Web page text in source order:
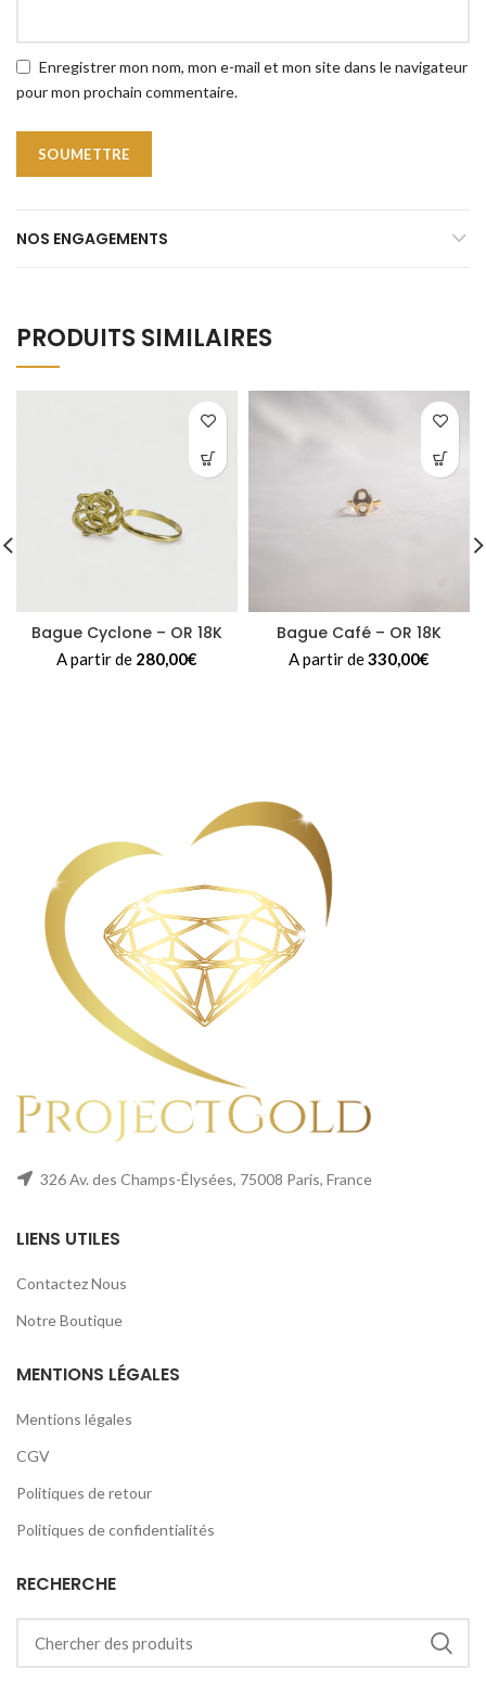
Enregistrer mon nom, mon e-mail et mon site dans le navigateur
pour mon prochain commentaire.
NOS ENGAGEMENTS
PRODUITS SIMILAIRES
Bague Cyclone – OR 18K
A partir de 280,00€
Bague Café – OR 18K
A partir de330,00€
326 Av. des Champs-Élysées, 75008 Paris, France
LIENS UTILES
Contactez Nous
Notre Boutique
MENTIONS LÉGALES
Mentions légales
CGV
Politiques de retour
Politiques de confidentialités
RECHERCHE